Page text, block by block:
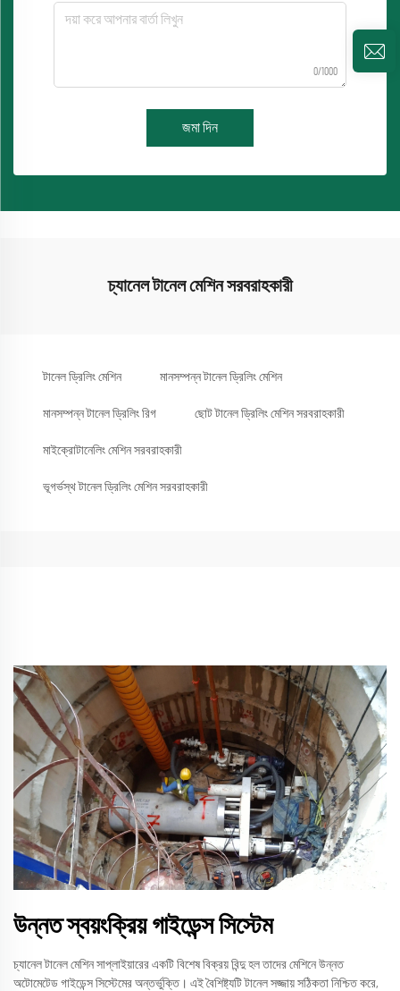
0/1000
জমা দিন
চ্যানেল টানেল মেশিন সরবরাহকারী
টানেল ড্রিলিং মেশিন মানসম্পন্ন টানেল ড্রিলিং মেশিন
মানসম্পন্ন টানেল ড্রিলিং রিগ ছোট টানেল ড্রিলিং মেশিন সরবরাহকারী
মাইক্রোটানেলিং মেশিন সরবরাহকারী
ভূগর্ভস্থ টানেল ড্রিলিং মেশিন সরবরাহকারী
উন্নত স্বয়ংক্রিয় গাইডেন্স সিস্টেম
চ্যানেল টানেল মেশিন সাপ্লাইয়ারের একটি বিশেষ বিক্রয় বিন্দু হল তাদের মেশিনে উন্নত
অটোমেটেড গাইডেন্স সিস্টেমের অন্তর্ভুক্তি। এই বৈশিষ্ট্যটি টানেল সজ্জায় সঠিকতা নিশ্চিত করে,